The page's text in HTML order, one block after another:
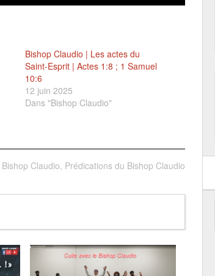
Bishop Claudio | Les actes du
Saint-Esprit | Actes 1:8 ; 1 Samuel
10:6
12 juin 2025
Dans "Bishop Claudio"
Bishop Claudio, Prédications du Bishop Claudio